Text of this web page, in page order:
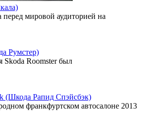
перед мировой аудиторией на
Румстер)
Skoda Roomster был
(Шкода Рапид Спэйсбэк)
франкфуртском автосалоне 2013